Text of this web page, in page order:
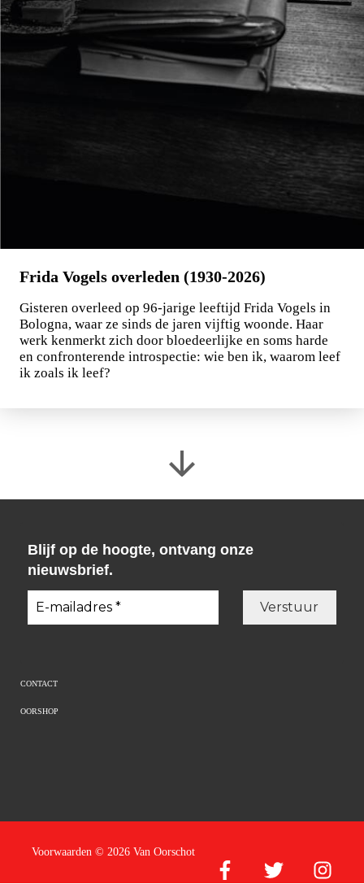
BESTEL
Frida Vogels overleden (1930-2026)
Gisteren overleed op 96-jarige leeftijd Frida Vogels in
Bologna, waar ze sinds de jaren vijftig woonde. Haar
werk kenmerkt zich door bloedeerlijke en soms harde
en confronterende introspectie: wie ben ik, waarom leef
ik zoals ik leef?
Blijf op de hoogte, ontvang onze
nieuwsbrief.
CONTACT
OORSHOP
Voorwaarden © 2026 Van Oorschot
Facebook
Twitter Instagram